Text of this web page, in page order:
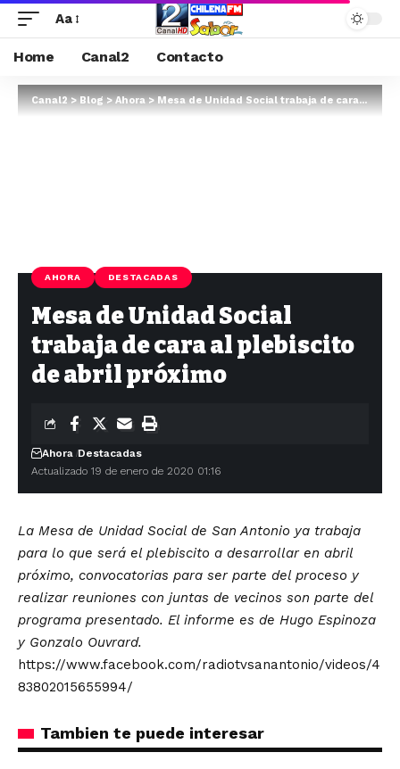
Aa
Home Canal2 Contacto
Canal2>Blog>Ahora>Mesa de Unidad Social trabaja de cara al plebiscito de abril próximo
AHORA DESTACADAS
Mesa de Unidad Social
trabaja de cara al plebiscito
de abril próximo
Actualizado 19 de enero de 2020 01:16
Ahora Destacadas
La Mesa de Unidad Social de San Antonio ya trabaja
para lo que será el plebiscito a desarrollar en abril
próximo, convocatorias para ser parte del proceso y
realizar reuniones con juntas de vecinos son parte del
programa presentado. El informe es de Hugo Espinoza
y Gonzalo Ouvrard.
https://www.facebook.com/radiotvsanantonio/videos/4
83802015655994/
Tambien te puede interesar